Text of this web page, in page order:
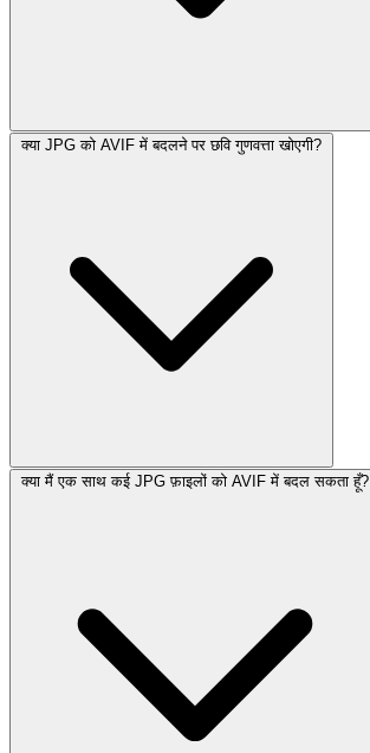
क्या JPG को AVIF में बदलने पर छवि गुणवत्ता खोएगी?
क्या मैं एक साथ कई JPG फ़ाइलों को AVIF में बदल सकता हूँ?